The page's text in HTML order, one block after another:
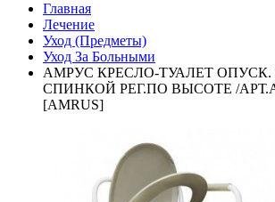
Главная
Лечение
Уход (Предметы)
Уход За Больными
АМРУС КРЕСЛО-ТУАЛЕТ
СПИНКОЙ РЕГ.ПО ВЫСОТЕ /
[AMRUS]